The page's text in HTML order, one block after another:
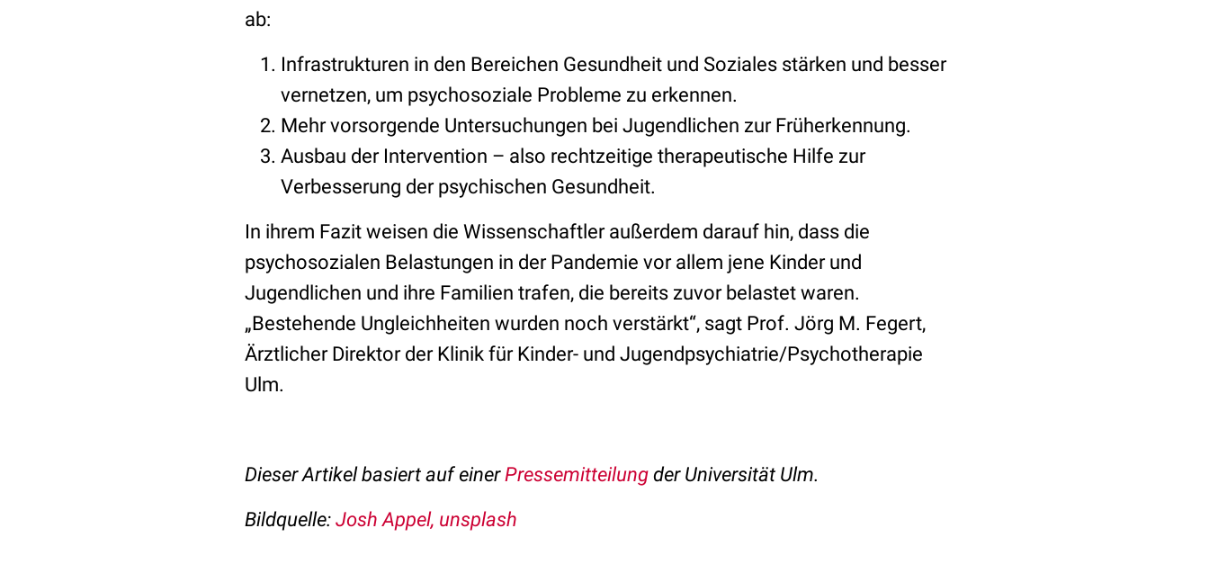
ab:
Infrastrukturen in den Bereichen Gesundheit und Soziales stärken und besser
vernetzen, um psychosoziale Probleme zu erkennen.
Mehr vorsorgende Untersuchungen bei Jugendlichen zur Früherkennung.
Ausbau der Intervention – also rechtzeitige therapeutische Hilfe zur
Verbesserung der psychischen Gesundheit.
In ihrem Fazit weisen die Wissenschaftler außerdem darauf hin, dass die
psychosozialen Belastungen in der Pandemie vor allem jene Kinder und
Jugendlichen und ihre Familien trafen, die bereits zuvor belastet waren.
„Bestehende Ungleichheiten wurden noch verstärkt“, sagt Prof. Jörg M. Fegert,
Ärztlicher Direktor der Klinik für Kinder- und Jugendpsychiatrie/Psychotherapie
Ulm.
Dieser Artikel basiert auf einerPressemitteilung der Universität Ulm.
Bildquelle: Josh Appel, unsplash